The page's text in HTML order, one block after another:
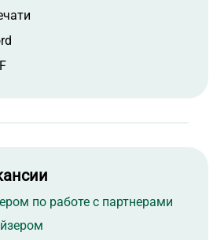
по работе с партнерами